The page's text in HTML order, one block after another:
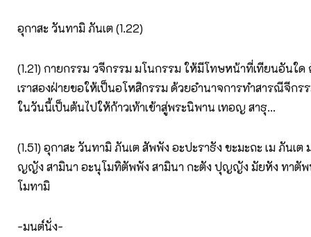
อุกาสะ วันทามิ ภันเต (1.22)
(1.21) กายกรรม วจีกรรม มโนกรรม ให้มีโทษหน้าที่เทียนอันใด
เราสองฝ่ายขอให้เป็นอโหสิกรรม ด้วยอำนาจการทำสารณีจีกร
ในวันนี้เป็นต้นไปให้ก้าวเท้าเข้าสู่พระนิพาน เทอญ สาธุ…
(1.51) อุกาสะ วันทามิ ภันเต สัพพัง อะปะราธัง ขะมะถะ เม ภันเต
ญญัง สามินา อะนุโมทิตัพพัง สามินา กะตัง ปุญญัง มัยหัง ทาตัพ
โมทามิ
-มนต์นั่ง-